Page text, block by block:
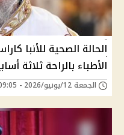
الحالة الصحية للأنبا
الأطباء بالراحة ثلاثة
الجمعة 12/يونيو/2026 - 09:05 ص